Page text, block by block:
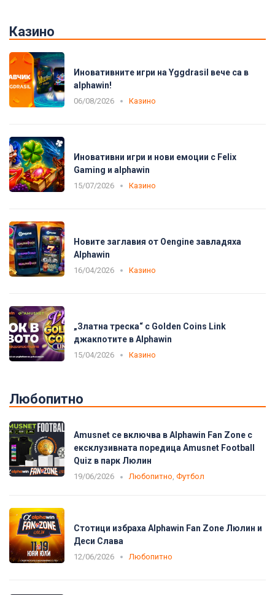
Казино
Иновативните игри на Yggdrasil вече са в
alphawin!
06/08/2026 Казино
Иновативни игри и нови емоции с Felix
Gaming и alphawin
15/07/2026 Казино
Новите заглавия от Oengine завладяха
Alphawin
16/04/2026 Казино
„Златна треска“ с Golden Coins Link
джакпотите в Alphawin
15/04/2026 Казино
Любопитно
Amusnet се включва в Alphawin Fan Zone с
ексклузивната поредица Amusnet Football
Quiz в парк Люлин
19/06/2026 Любопитно, Футбол
Стотици избраха Alphawin Fan Zone Люлин и
Деси Слава
12/06/2026 Любопитно